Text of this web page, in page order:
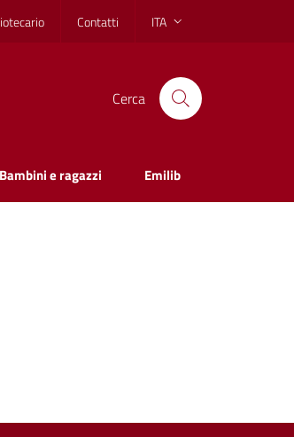
Contatti ITA
Cerca
Bambini e ragazzi Emilib